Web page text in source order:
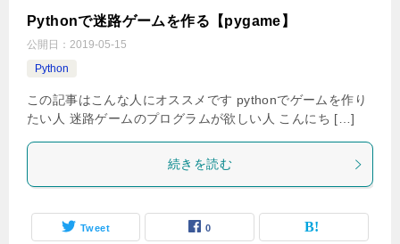
Pythonで迷路ゲームを作る【pygame】
公開日： 2019-05-15
Python
この記事はこんな人にオススメです pythonでゲームを作り
たい人 迷路ゲームのプログラムが欲しい人 こんにち […]
続きを読む
Tweet 0